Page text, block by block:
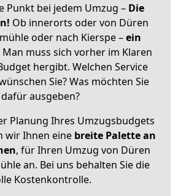
Punkt bei jedem Umzug – Die
Ob innerorts oder von Düren
oder nach Kierspe –ein
Man muss sich vorher im Klaren
hergibt. Welchen Service
Sie? Was möchten Sie
dafür ausgeben?
Planung Ihres Umzugsbudgets
wir Ihnen eine breite Palette an
, für Ihren Umzug von Düren
an. Bei uns behalten Sie die
Kostenkontrolle.